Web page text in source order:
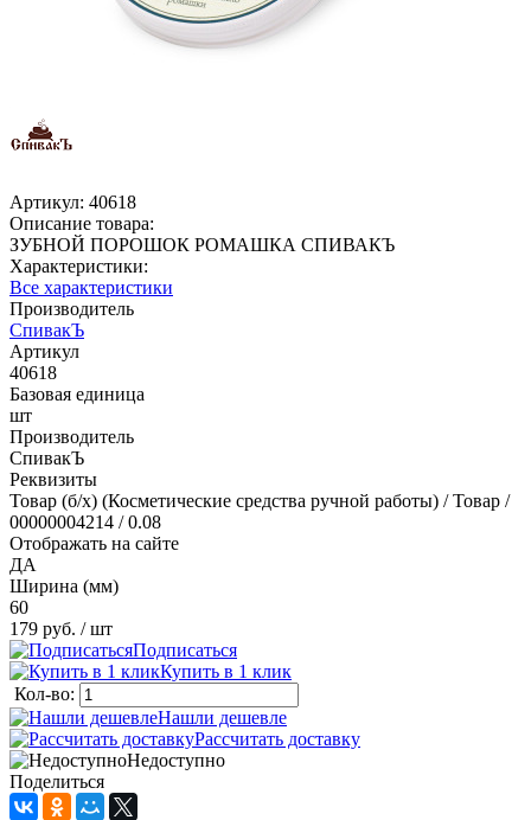
Артикул: 40618
Описание товара:
ЗУБНОЙ ПОРОШОК РОМАШКА СПИВАКЪ
Характеристики:
Все характеристики
Производитель
СпивакЪ
Артикул
40618
Базовая единица
шт
Производитель
СпивакЪ
Реквизиты
Товар (б/х) (Косметические средства ручной работы) / Товар /
00000004214 / 0.08
Отображать на сайте
ДА
Ширина (мм)
60
179 руб. / шт
Подписаться
Купить в 1 клик
Кол-во:
Нашли дешевле
Рассчитать доставку
Недоступно
Поделиться